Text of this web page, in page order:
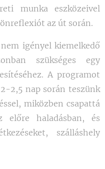
munka eszközeivel
az út során.
igényel kiemelkedő
szükséges egy
A programot
2,5 nap során teszünk
miközben csapattá
előre haladásban, és
szálláshely